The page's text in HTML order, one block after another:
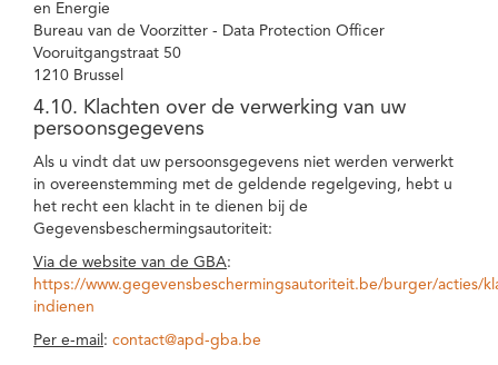
en Energie
Bureau van de Voorzitter - Data Protection Officer
Vooruitgangstraat 50
1210 Brussel
4.10. Klachten over de verwerking van uw
persoonsgegevens
Als u vindt dat uw persoonsgegevens niet werden verwerkt
in overeenstemming met de geldende regelgeving, hebt u
het recht een klacht in te dienen bij de
Gegevensbeschermingsautoriteit:
Via de website van de GBA:
https://www.gegevensbeschermingsautoriteit.be/burger/acties/
indienen
Per e-mail : contact@apd-gba.be